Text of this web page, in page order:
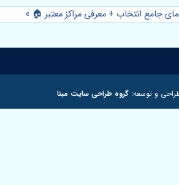
جامع انتخاب + معرفی مراکز معتبر 🏠 »
و توسعه: گروه طراحی سایت مبنا